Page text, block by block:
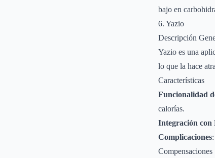
bajo en
6. Yazio
Descripción
Yazio es una
lo que la hace
Características
Funcionalidad
calorías.
Integración con
Complicaciones
Compensaciones